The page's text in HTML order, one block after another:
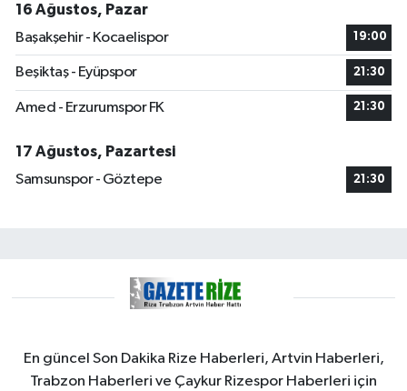
16 Ağustos, Pazar
Başakşehir - Kocaelispor
19:00
Beşiktaş - Eyüpspor 21:30
Amed - Erzurumspor FK 21:30
17 Ağustos, Pazartesi
Samsunspor - Göztepe
21:30
En güncel Son Dakika Rize Haberleri, Artvin Haberleri,
Trabzon Haberleri ve Çaykur Rizespor Haberleri için